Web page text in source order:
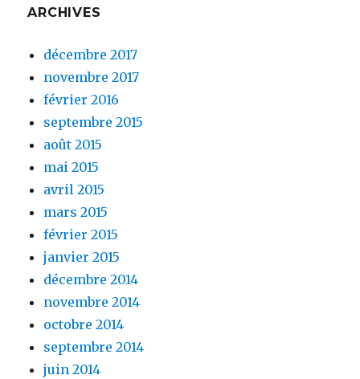
ARCHIVES
décembre 2017
novembre 2017
février 2016
septembre 2015
août 2015
mai 2015
avril 2015
mars 2015
février 2015
janvier 2015
décembre 2014
novembre 2014
octobre 2014
septembre 2014
juin 2014